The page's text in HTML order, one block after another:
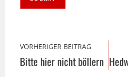
VORHERIGER BEITRAG
Bitte hier nicht böllern